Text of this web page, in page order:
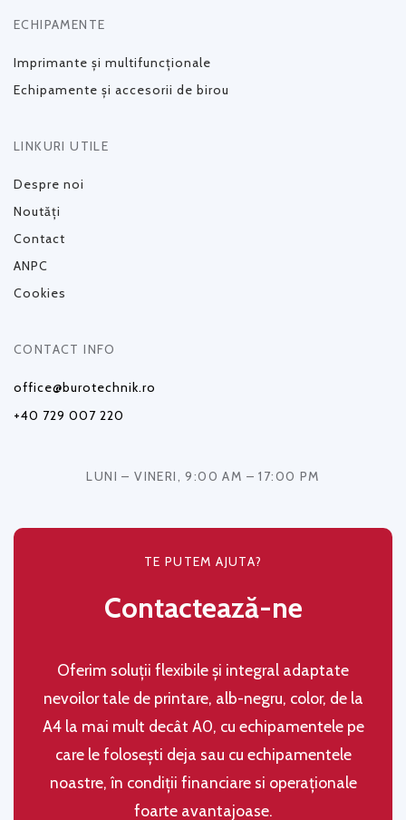
ECHIPAMENTE
Imprimante și multifuncționale
Echipamente și accesorii de birou
LINKURI UTILE
Despre noi
Noutăți
Contact
ANPC
Cookies
CONTACT INFO
office@burotechnik.ro
+40 729 007 220
LUNI – VINERI, 9:00 AM – 17:00 PM
TE PUTEM AJUTA?
Contactează-ne
Oferim soluţii flexibile şi integral adaptate
nevoilor tale de printare, alb-negru, color, de la
A4 la mai mult decât A0, cu echipamentele pe
care le folosești deja sau cu echipamentele
noastre, în condiţii financiare si operaţionale
foarte avantajoase.